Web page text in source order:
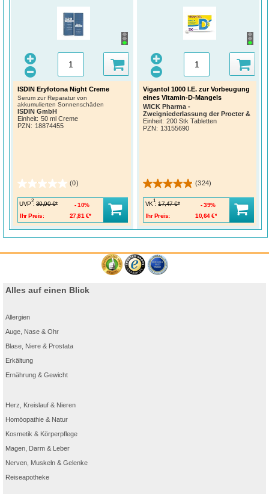
ISDIN Eryfotona Night Creme
Serum zur Reparatur von
akkumulierten Sonnenschäden
ISDIN GmbH
Einheit: 50 ml Creme
PZN: 18874455
(0)
UVP
2
: 30,90 €*
Ihr Preis:
27,81 €*
10%
Vigantol 1000 I.E. zur Vorbeugung
eines Vitamin-D-Mangels
WICK Pharma -
Zweigniederlassung der Procter &
Gamble GmbH
Einheit: 200 Stk Tabletten
PZN : 13155690
(324)
VK
1
: 17,47 €*
Ihr Preis:
10,64 €*
39%
Alles auf einen Blick
Allergien
Auge, Nase & Ohr
Blase, Niere & Prostata
Erkältung
Ernährung & Gewicht
Herz, Kreislauf & Nieren
Homöopathie & Natur
Kosmetik & Körperpflege
Magen, Darm & Leber
Nerven, Muskeln & Gelenke
Reiseapotheke